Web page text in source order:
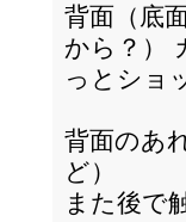
背面（底
から？）
っとショ
背面のあ
ど）
また後で